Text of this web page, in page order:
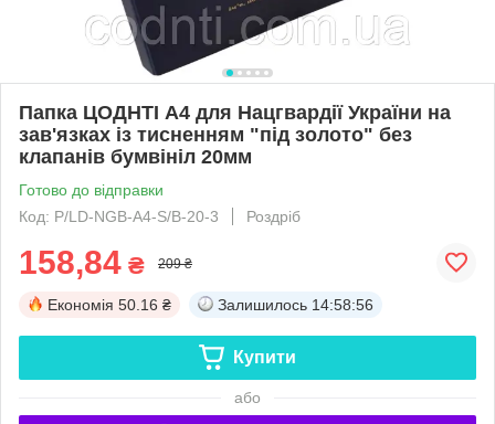
Папка ЦОДНТІ А4 для Нацгвардії України на
зав'язках із тисненням "під золото" без
клапанів бумвініл 20мм
Готово до відправки
Код: P/LD-NGB-А4-S/B-20-3
Роздріб
158,84 ₴ 209 ₴
Економія 50.16 ₴ Залишилось 14:58:56
Купити
або